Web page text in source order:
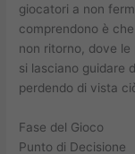
giocatori a non
comprendono è
non ritorno, dove le
si lasciano guidare
perdendo di vista
Fase del Gioco
Punto di Decisione